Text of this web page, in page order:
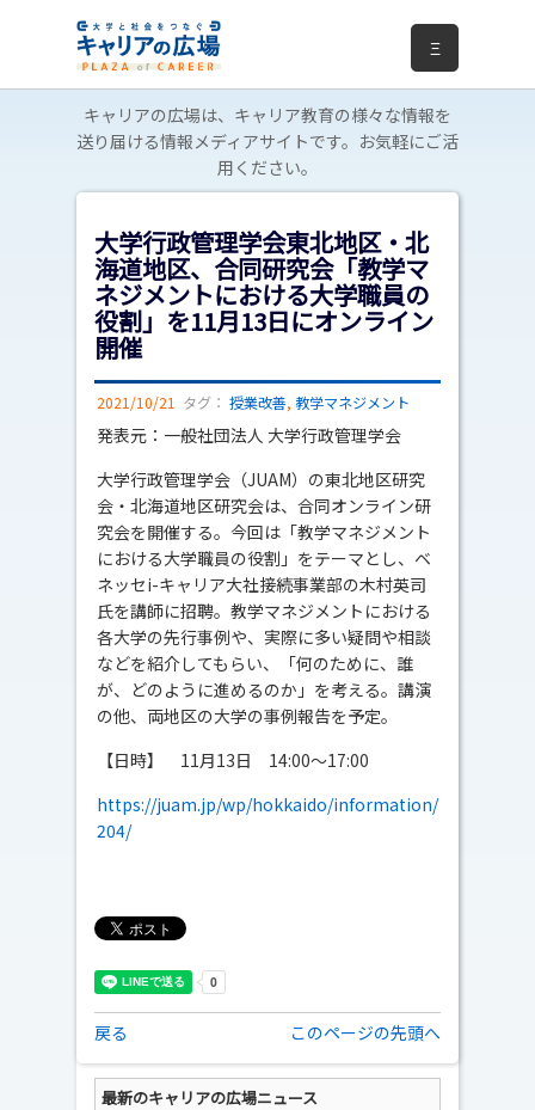
Ξ
キャリアの広場は、キャリア教育の様々な情報を
送り届ける情報メディアサイトです。お気軽にご活
用ください。
大学行政管理学会東北地区・北
海道地区、合同研究会「教学マ
ネジメントにおける大学職員の
役割」を11月13日にオンライン
開催
2021/10/21 タグ： 授業改善, 教学マネジメント
発表元：一般社団法人 大学行政管理学会
大学行政管理学会（JUAM）の東北地区研究
会・北海道地区研究会は、合同オンライン研
究会を開催する。今回は「教学マネジメント
における大学職員の役割」をテーマとし、ベ
ネッセi-キャリア大社接続事業部の木村英司
氏を講師に招聘。教学マネジメントにおける
各大学の先行事例や、実際に多い疑問や相談
などを紹介してもらい、「何のために、誰
が、どのように進めるのか」を考える。講演
の他、両地区の大学の事例報告を予定。
【日時】 11月13日 14:00～17:00
https://juam.jp/wp/hokkaido/information/
204/
戻る このページの先頭へ
最新のキャリアの広場ニュース